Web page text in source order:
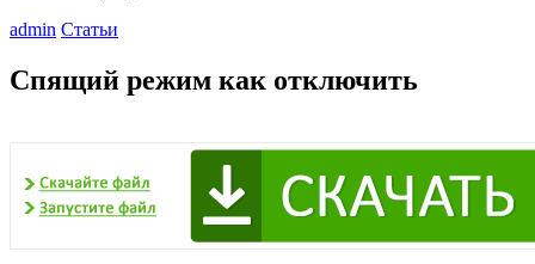
admin Статьи
Спящий режим как отключить